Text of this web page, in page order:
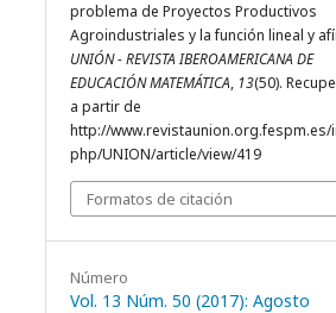
problema de Proyectos Productivos
Agroindustriales y la función lineal y
UNIÓN - REVISTA IBEROAMERICANA DE
EDUCACIÓN MATEMÁTICA, 13(50).
a partir de
http://www.revistaunion.org.fespm.es/
php/UNION/article/view/419
Formatos de citación
Número
Vol. 13 Núm. 50 (2017): Agosto